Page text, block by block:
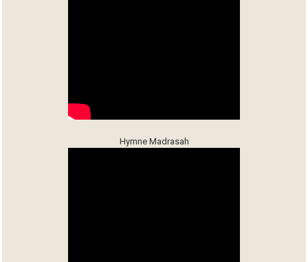
Hymne Madrasah